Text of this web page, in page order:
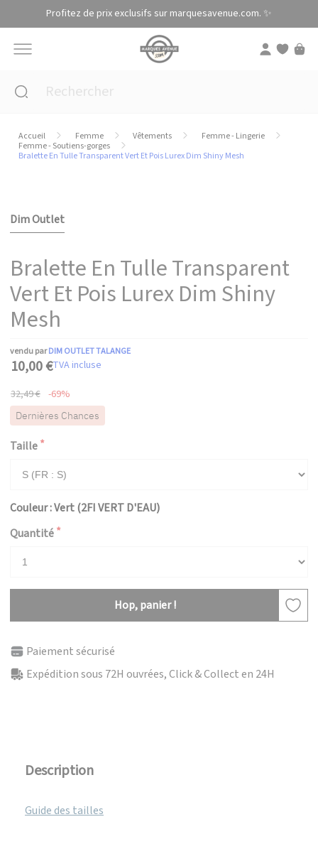
Profitez de prix exclusifs sur marquesavenue.com. ✨
Accueil Femme Vêtements
Femme - Lingerie
Femme - Soutiens-gorges
Bralette En Tulle Transparent Vert Et Pois Lurex Dim Shiny Mesh
Dim Outlet
Bralette En Tulle Transparent
Vert Et Pois Lurex Dim Shiny
Mesh
vendu parDIM OUTLET TALANGE
10,00 €TVA incluse
32,49 € -69%
Dernières Chances
Taille
Couleur : Vert (2FI VERT D'EAU)
Quantité
Hop, panier !
Paiement sécurisé
Expédition sous 72H ouvrées, Click & Collect en 24H
Description
Guide des tailles
Panneau de gestion des cookies